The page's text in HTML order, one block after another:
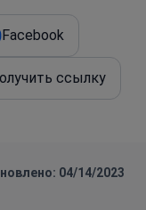
Facebook
ссылку
04/14/2023